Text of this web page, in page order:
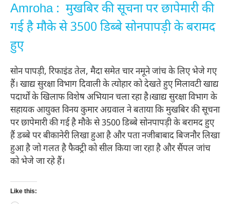
Amroha : मुखबिर की सूचना पर छापेमारी की
गई है मौके से 3500 डिब्बे सोनपापड़ी के बरामद
हुए
सोन पापड़ी, रिफाइंड तेल, मैदा समेत चार नमूने जांच के लिए भेजे गए
हैं। खाद्य सुरक्षा विभाग दिवाली के त्योहार को देखते हुए मिलावटी खाद्य
पदार्थों के खिलाफ विशेष अभियान चला रहा है।खाद्य सुरक्षा विभाग के
सहायक आयुक्त विनय कुमार अग्रवाल ने बताया कि मुखबिर की सूचना
पर छापेमारी की गई है मौके से 3500 डिब्बे सोनपापड़ी के बरामद हुए
हैं डब्बे पर बीकानेरी लिखा हुआ है और पता नजीबाबाद बिजनौर लिखा
हुआ है जो गलत है फैक्ट्री को सील किया जा रहा है और सैंपल जांच
को भेजे जा रहे हैं।
Like this: